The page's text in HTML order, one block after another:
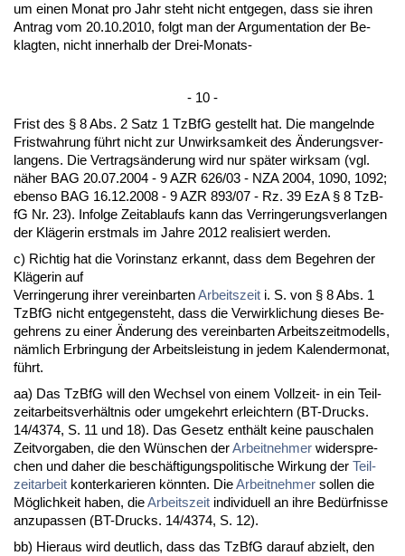
um ei­nen Mo­nat pro Jahr steht nicht ent­ge­gen, dass sie ih­ren
An­trag vom 20.10.2010, folgt man der Ar­gu­men­ta­ti­on der Be­
klag­ten, nicht in­ner­halb der Drei-Mo­nats-
- 10 -
Frist des § 8 Abs. 2 Satz 1 Tz­B­fG ge­stellt hat. Die man­geln­de
Frist­wah­rung führt nicht zur Un­wirk­sam­keit des Ände­rungs­ver­
lan­gens. Die Ver­tragsände­rung wird nur später wirk­sam (vgl.
näher BAG 20.07.2004 - 9 AZR 626/03 - NZA 2004, 1090, 1092;
eben­so BAG 16.12.2008 - 9 AZR 893/07 - Rz. 39 EzA § 8 Tz­B­
fG Nr. 23). In­fol­ge Zeit­ab­laufs kann das Ver­rin­ge­rungs­ver­lan­gen
der Kläge­rin erst­mals im Jah­re 2012 rea­li­siert wer­den.
c) Rich­tig hat die Vor­in­stanz er­kannt, dass dem Be­geh­ren der
Kläge­rin auf
Ver­rin­ge­rung ih­rer ver­ein­bar­tenAr­beits­zeit i. S. von § 8 Abs. 1
Tz­B­fG nicht ent­ge­gen­steht, dass die Ver­wirk­li­chung die­ses Be­
geh­rens zu ei­ner Ände­rung des ver­ein­bar­ten Ar­beits­zeit­mo­dells,
nämlich Er­brin­gung der Ar­beits­leis­tung in je­dem Ka­len­der­mo­nat,
führt.
aa) Das Tz­B­fG will den Wech­sel von ei­nem Voll­zeit- in ein Teil­
zeit­ar­beits­verhält­nis oder um­ge­kehrt er­leich­tern (BT-Drucks.
14/4374, S. 11 und 18). Das Ge­setz enthält kei­ne pau­scha­len
Zeit­vor­ga­ben, die den Wünschen derAr­beit­neh­mer wi­der­spre­
chen und da­her die beschäfti­gungs­po­li­ti­sche Wir­kung der Teil­
zeit­ar­beit kon­ter­ka­rie­ren könn­ten. DieAr­beit­neh­mer sol­len die
Möglich­keit ha­ben, dieAr­beits­zeit in­di­vi­du­ell an ih­re Bedürf­nis­se
an­zu­pas­sen (BT-Drucks. 14/4374, S. 12).
bb) Hier­aus wird deut­lich, dass das Tz­B­fG dar­auf ab­zielt, den